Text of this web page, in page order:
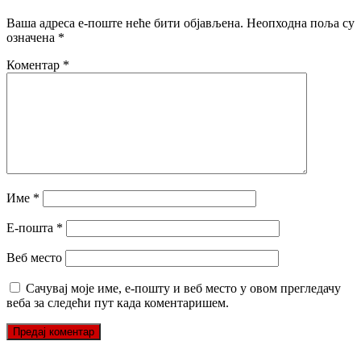
Ваша адреса е-поште неће бити објављена. Неопходна поља су
означена *
Коментар *
Име *
Е-пошта *
Веб место
Сачувај моје име, е-пошту и веб место у овом прегледачу
веба за следећи пут када коментаришем.